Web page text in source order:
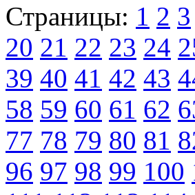
Страницы: 1 2 3
20 21 22 23 24
39 40 41 42 43
58 59 60 61 62
77 78 79 80 81
96 97 98 99 100